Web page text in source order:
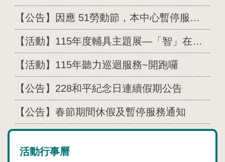
【公告】因應 51勞動節，本中心暫停服務一天
【活動】115年度輔具主題展—「智」在屏東，守護「家」倍：IoT 智慧輔具體驗
【活動】115年聽力巡迴服務~開跑囉
【公告】228和平紀念日連續假期公告
【公告】春節期間休假及暫停服務通知
活動行事曆